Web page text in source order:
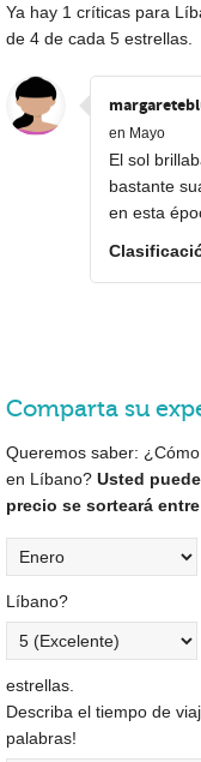
Ya hay 1 críticas para
de 4 de cada 5 estrellas.
en Mayo
El sol
bastante
en esta
Comparta su
Queremos saber:
en Líbano? Usted
precio se sorteará
Líbano?
estrellas.
Describa el tiempo de
palabras!